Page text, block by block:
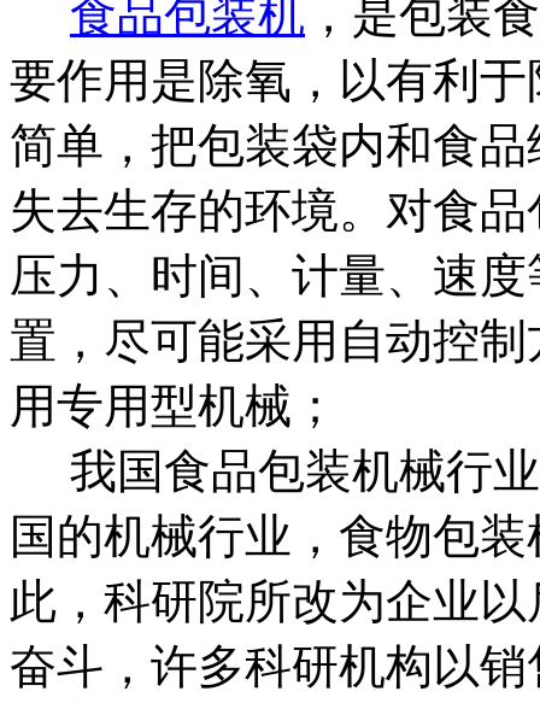
食品包装机 ，是包装
要作用是除氧，以有利
简单，把包装袋内和食
失去生存的环境。对食
压力、时间、计量、速
置，尽可能采用自动控
用专用型机械；
我国食品包装机械行
国的机械行业，食物包
此，科研院所改为企业
奋斗，许多科研机构以